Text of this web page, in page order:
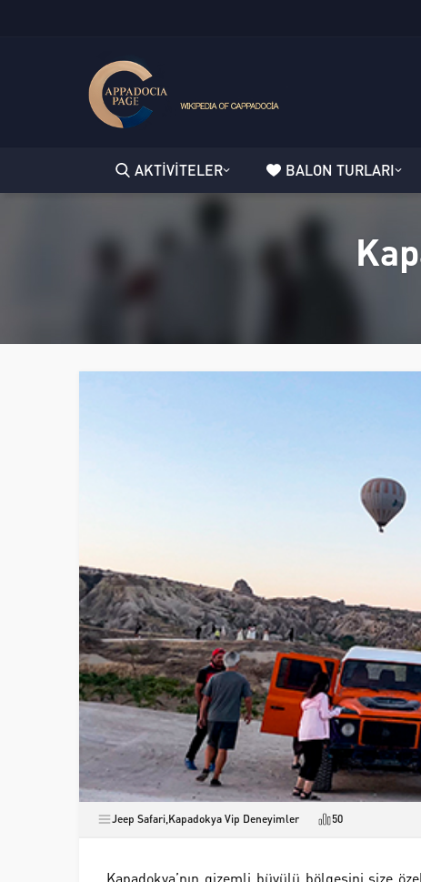
AKTİVİTELER BALON TURLARI
Jeep Safari Kapadokya Vip Deneyimler 50
Kapadokya’nın gizemli büyülü bölgesini size